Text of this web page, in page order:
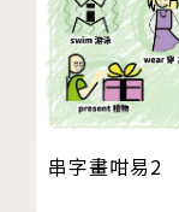
新聞英文架構
本書內容採循
懂」新聞英文
法、甚至標點
度介紹詞彙、
y Correct)
新聞英文句法的
1 擴展的簡單
2 簡化的副詞
3 直接和間接
串字畫咁易2